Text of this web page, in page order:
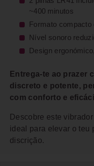
~400 minutos
Formato compacto
Nível sonoro
Design
Entrega-te ao prazer
discreto e potente,
com conforto e
Descobre este
ideal para elevar o teu
discrição.